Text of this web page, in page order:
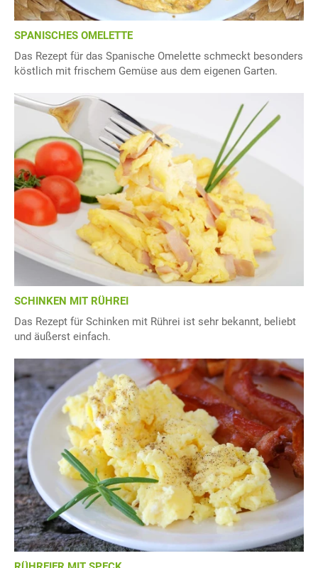
SPANISCHES OMELETTE
Das Rezept für das Spanische Omelette schmeckt besonders
köstlich mit frischem Gemüse aus dem eigenen Garten.
SCHINKEN MIT RÜHREI
Das Rezept für Schinken mit Rührei ist sehr bekannt, beliebt
und äußerst einfach.